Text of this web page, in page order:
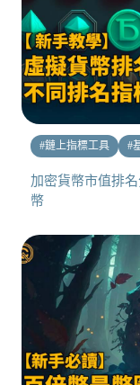
#鏈上指標工具 #
加密貨幣市值排
幣